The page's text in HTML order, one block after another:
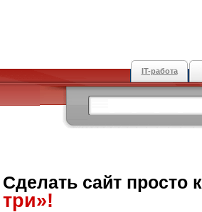
IT-работа
Сделать сайт просто
три»!